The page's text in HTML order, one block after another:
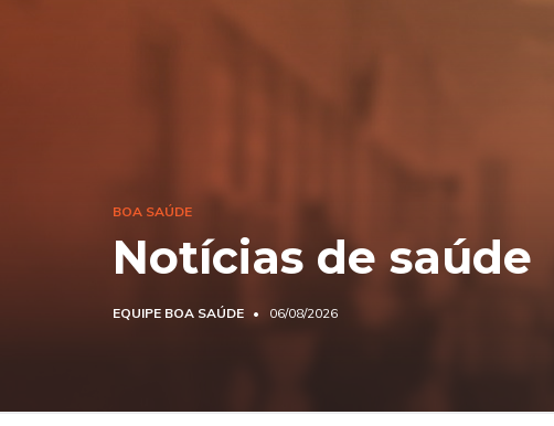
BOA SAÚDE
Notícias de saúde
EQUIPE BOA SAÚDE 06/08/2026